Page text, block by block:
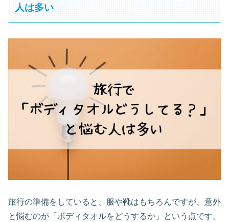
人は多い
旅行の準備をしていると、服や靴はもちろんですが、意外
と悩むのが「ボディタオルをどうするか」という点です。